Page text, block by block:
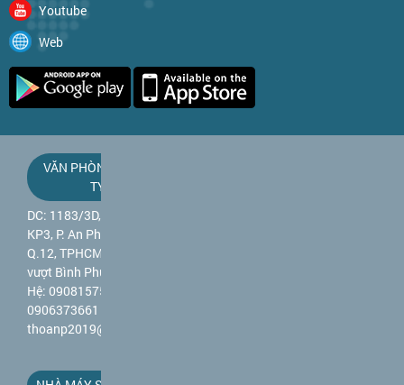
Youtube
Web
VĂN PHÒNG CÔNG
TY
DC: 1183/3D, QL 1A,
KP3, P. An Phú Đông,
Q.12, TPHCM (gần cầu
vượt Bình Phước) - Liên
Hệ: 0908157589 -
0906373661 - Mail:
thoanp2019@gmail.com